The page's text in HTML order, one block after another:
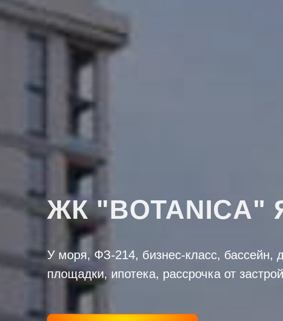
ЖК "BOTANICA"
У моря, ФЗ-214, бизнес-класс, бассейн,
площадки, ипотека, рассрочка от